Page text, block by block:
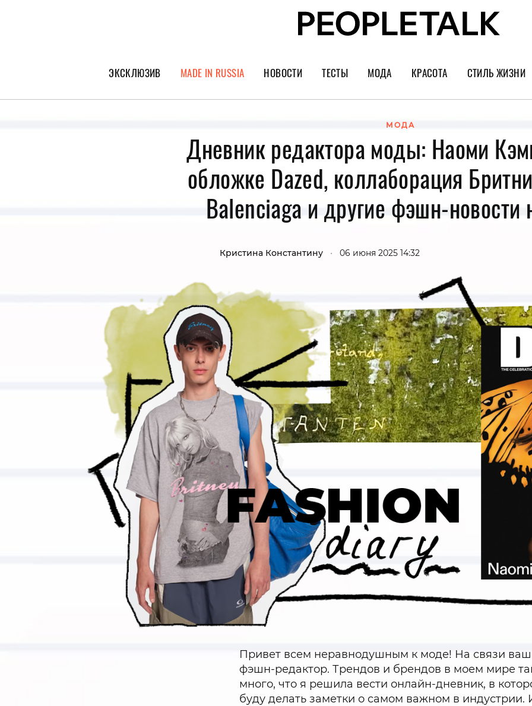
ЭКСКЛЮЗИВ
ГЕРОИ PEOPLETALK
MADE IN RUSSIA НОВОСТИ ТЕСТЫ МОДА
Тренды
Шопинг
Как носить
Украшения и часы
КРАСОТА
Уход за лицом
Маникюр
Спорт
Диеты
СТИЛЬ ЖИЗНИ
Культура
Еда и
Психология
Астрология
Мнение
МОДА
Дневник редактора моды: Наоми
обложке Dazed, коллаборация
Balenciaga и другие фэшн-новости
Кристина Константину • 06 июня 2025 14:32
Привет всем неравнодушным к моде! На связи ваш
фэшн-редактор. Трендов и брендов в моем мире
много, что я решила вести онлайн-дневник, в
буду делать заметки о самом важном в индустрии.